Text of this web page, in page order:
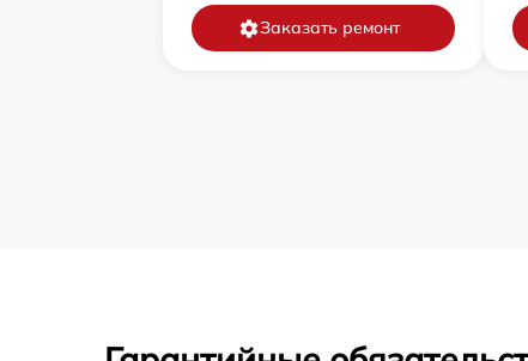
Заказать ремонт